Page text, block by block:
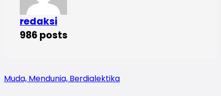
redaksi
986 posts
Muda, Mendunia, Berdialektika